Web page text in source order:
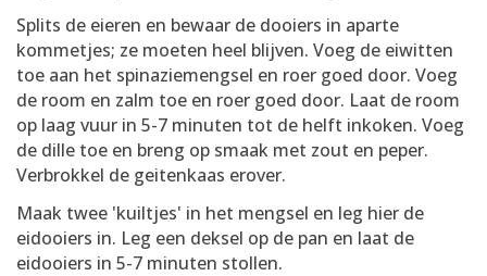
Splits de eieren en bewaar de dooiers in aparte
kommetjes; ze moeten heel blijven. Voeg de eiwitten
toe aan het spinaziemengsel en roer goed door. Voeg
de room en zalm toe en roer goed door. Laat de room
op laag vuur in 5-7 minuten tot de helft inkoken. Voeg
de dille toe en breng op smaak met zout en peper.
Verbrokkel de geitenkaas erover.
Maak twee 'kuiltjes' in het mengsel en leg hier de
eidooiers in. Leg een deksel op de pan en laat de
eidooiers in 5-7 minuten stollen.